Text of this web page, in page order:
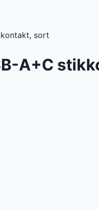
sort
A+C